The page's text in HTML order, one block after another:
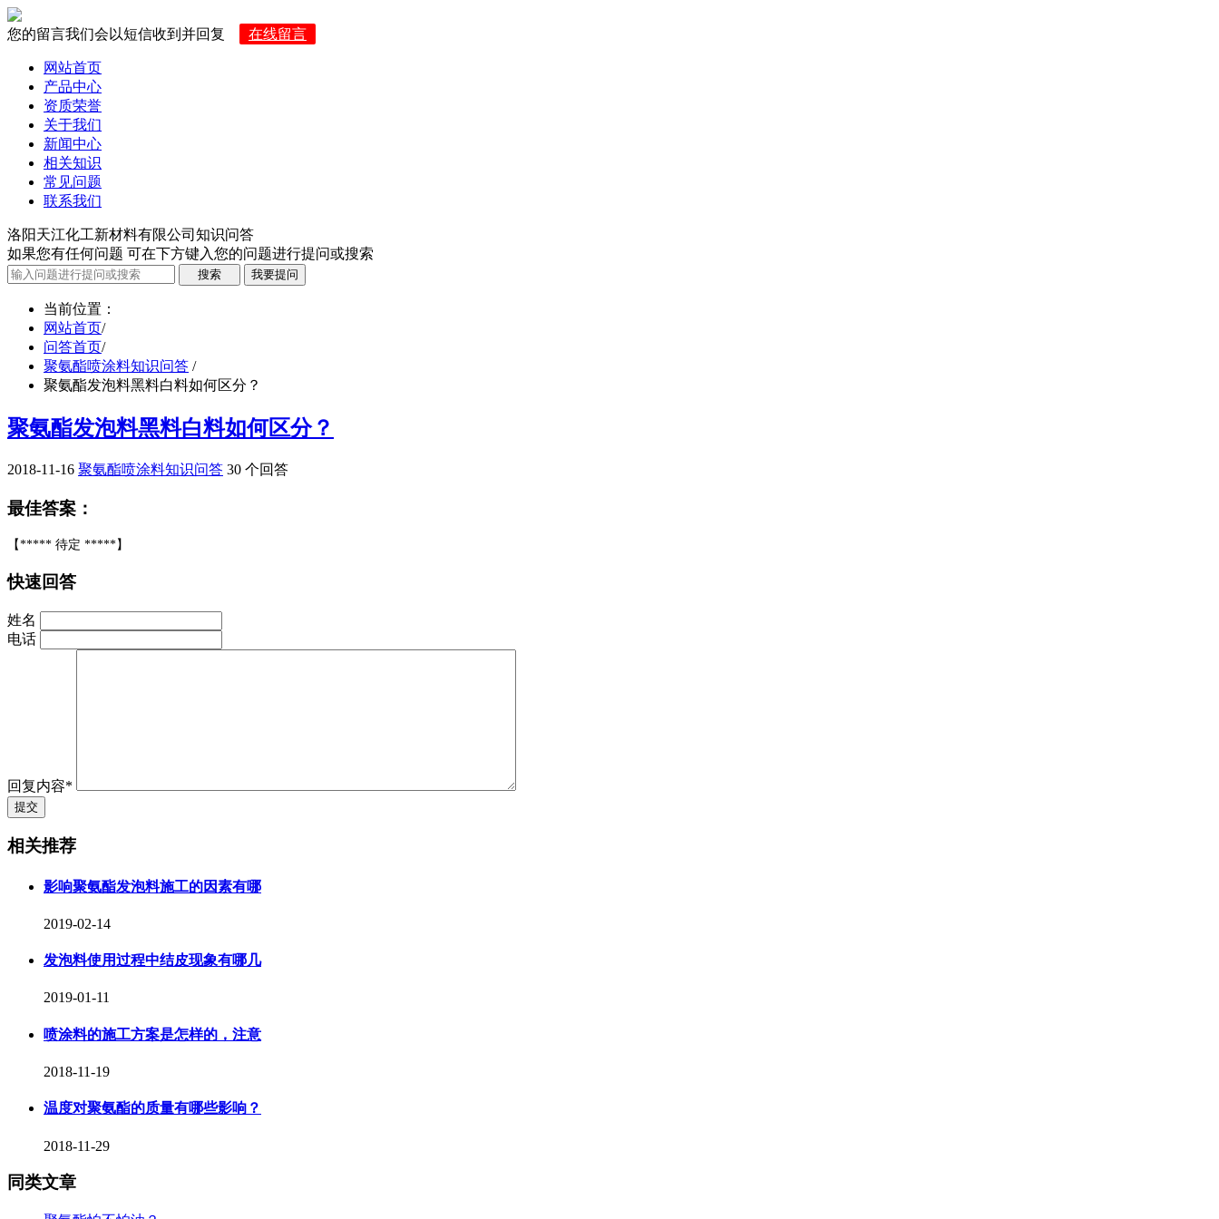
您的留言我们会以短信收到并回复 在线留言
网站首页
产品中心
资质荣誉
关于我们
新闻中心
相关知识
常见问题
联系我们
洛阳天江化工新材料有限公司知识问答
如果您有任何问题 可在下方键入您的问题进行提问或搜索
当前位置 ：
网站首页/
问答首页/
聚氨酯喷涂料知识问答 /
聚氨酯发泡料黑料白料如何区分？
聚氨酯发泡料黑料白料如何区分？
2018-11-16 聚氨酯喷涂料知识问答 30 个回答
最佳答案：
【***** 待定 *****】
快速回答
姓名
电话
回复内容*
相关推荐
影响聚氨酯发泡料施工的因素有哪
2019-02-14
发泡料使用过程中结皮现象有哪几
2019-01-11
喷涂料的施工方案是怎样的，注意
2018-11-19
温度对聚氨酯的质量有哪些影响？
2018-11-29
同类文章